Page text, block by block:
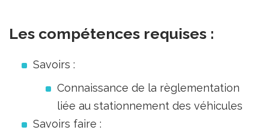
Les compétences requises :
Savoirs :
Connaissance de la règlementation
liée au stationnement des véhicules
Savoirs faire :